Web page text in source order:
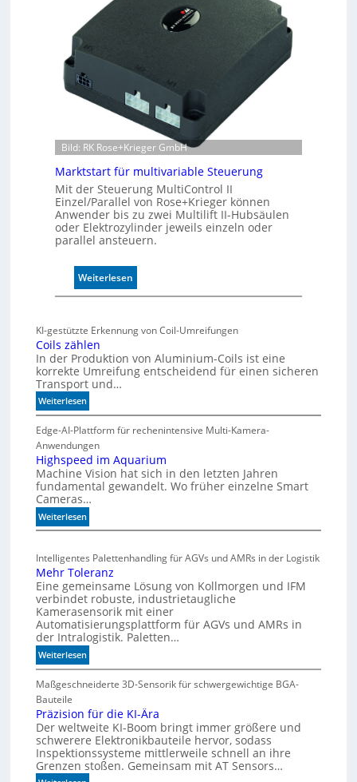
W
e
g
s
e
n
s
o
r
ü
b
e
w
a
t
h
e
m
i
c
h
e
h
u
s
e
d
e
h
u
n
e
n
Bild: RK Rose+Krieger GmbH
Marktstart für multivariable Steuerung
Mit der Steuerung MultiControl II
Einzel/Parallel von Rose+Krieger können
Anwender bis zu zwei Multilift II-Hubsäulen
oder Elektrozylinder jeweils einzeln oder
parallel ansteuern.
Weiterlesen:
M
k
s
r
t
ü
r
m
t
v
a
i
a
b
e
S
e
u
e
r
KI-gestützte Erkennung von Coil-Umreifungen
Coils zählen
In der Produktion von Aluminium-Coils ist eine
korrekte Umreifung entscheidend für einen sicheren
Transport und…
Weiterlesen:
C
o
i
l
s
z
ä
h
l
n
Edge-AI-Plattform für rechenintensive Multi-Kamera-
Anwendungen
Highspeed im Aquarium
Machine Vision hat sich in den letzten Jahren
fundamental gewandelt. Wo früher einzelne Smart
Cameras…
Weiterlesen:
H
g
h
s
p
e
e
d
i
m
A
u
a
r
i
u
Intelligentes Palettenhandling für AGVs und AMRs in der Logistik
Mehr Toleranz
Eine gemeinsame Lösung von Kollmorgen und IFM
verbindet robuste, industrietaugliche
Kamerasensorik mit einer
Automatisierungsplattform für AGVs und AMRs in
der Intralogistik. Paletten…
Weiterlesen:
M
e
r
T
o
l
e
Maßgeschneiderte 3D-Sensorik für schwergewichtige BGA-
Bauteile
Präzision für die KI-Ära
Der weltweite KI-Boom bringt immer größere und
schwerere Elektronikbauteile hervor, sodass
Inspektionssysteme mittlerweile schnell an ihre
Grenzen stoßen. Gemeinsam mit AT Sensors…